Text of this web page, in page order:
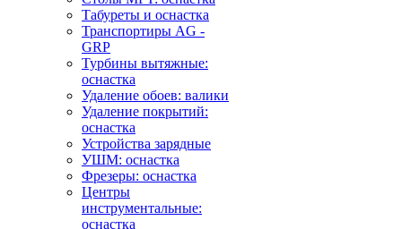
Табуреты и оснастка
Транспортиры AG -
GRP
Турбины вытяжные:
оснастка
Удаление обоев: валики
Удаление покрытий:
оснастка
Устройства зарядные
УШМ: оснастка
Фрезеры: оснастка
Центры
инструментальные:
оснастка